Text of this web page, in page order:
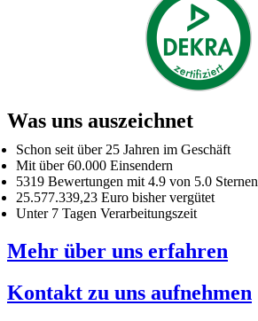
Was uns auszeichnet
Schon seit über 25 Jahren im Geschäft
Mit über 60.000 Einsendern
5319 Bewertungen mit 4.9 von 5.0 Sternen
25.577.339,23 Euro bisher vergütet
Unter 7 Tagen Verarbeitungszeit
Mehr über uns erfahren
Kontakt zu uns aufnehmen